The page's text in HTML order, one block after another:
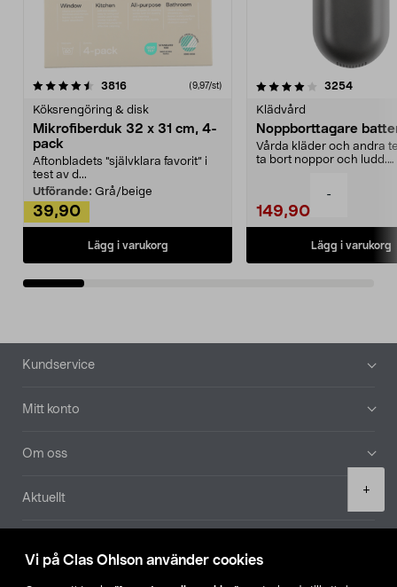
Vi på Clas Ohlson använder cookies
-
+
3816recensioner (9,97/st)
Köksrengöring & disk
Mikrofiberduk 32 x 31 cm, 4-
pack
Aftonbladets "självklara favorit” i
test av d...
Utförande: Grå/beige
39,90
Lägg i varukorg
4.0av 5 stjärnor 3254
Klädvård
Noppborttagare
Vårda kläder och andra
ta bort noppor och ludd.
149,90
Lägg i varukorg
4.5av 5 stjärnor
Sidfot
Kundservice
Mitt konto
Om oss
Aktuellt